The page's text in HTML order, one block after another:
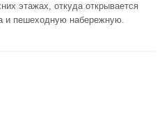
этажах, откуда открывается
и пешеходную набережную.